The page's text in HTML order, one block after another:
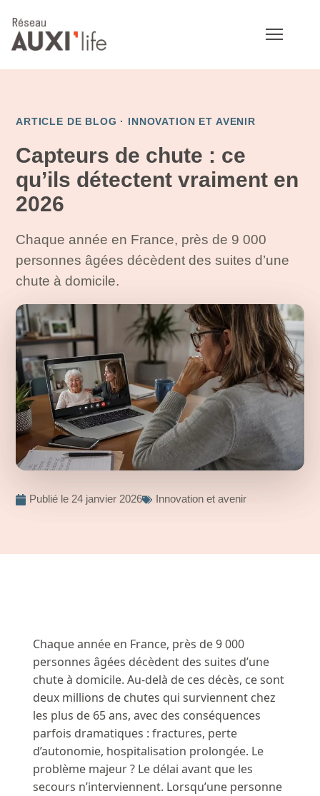
ARTICLE DE BLOG · INNOVATION ET AVENIR
Capteurs de chute : ce
qu’ils détectent vraiment en
2026
Chaque année en France, près de 9 000
personnes âgées décèdent des suites d’une
chute à domicile.
Publié le 24 janvier 2026 Innovation et avenir
Chaque année en France, près de 9 000
personnes âgées décèdent des suites d’une
chute à domicile. Au-delà de ces décès, ce sont
deux millions de chutes qui surviennent chez
les plus de 65 ans, avec des conséquences
parfois dramatiques : fractures, perte
d’autonomie, hospitalisation prolongée. Le
problème majeur ? Le délai avant que les
secours n’interviennent. Lorsqu’une personne